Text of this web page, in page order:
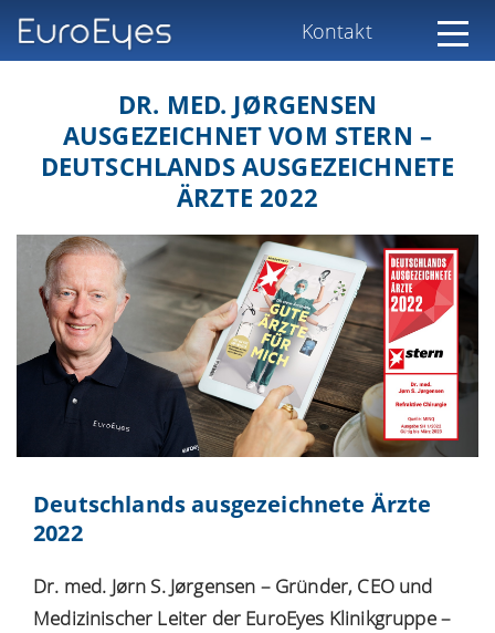
Kontakt
DR. MED. JØRGENSEN
AUSGEZEICHNET VOM STERN –
DEUTSCHLANDS AUSGEZEICHNETE
ÄRZTE 2022
Deutschlands ausgezeichnete Ärzte
2022
Dr. med. Jørn S. Jørgensen – Gründer, CEO und
Medizinischer Leiter der EuroEyes Klinikgruppe –